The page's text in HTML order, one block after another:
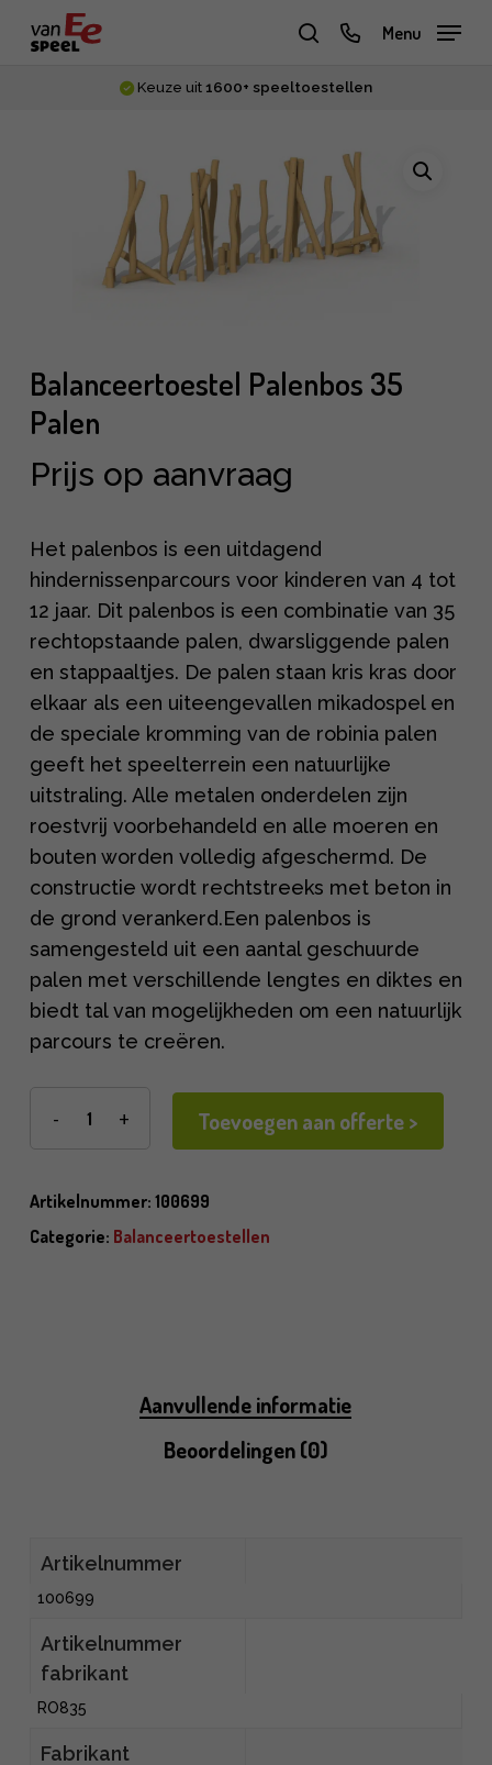
zoeken
phone
Menu
Keuze uit1600+ speeltoestellen
Balanceertoestel Palenbos 35
Palen
Prijs op aanvraag
Het palenbos is een uitdagend
hindernissenparcours voor kinderen van 4 tot
12 jaar. Dit palenbos is een combinatie van 35
rechtopstaande palen, dwarsliggende palen
en stappaaltjes. De palen staan kris kras door
elkaar als een uiteengevallen mikadospel en
de speciale kromming van de robinia palen
geeft het speelterrein een natuurlijke
uitstraling. Alle metalen onderdelen zijn
roestvrij voorbehandeld en alle moeren en
bouten worden volledig afgeschermd. De
constructie wordt rechtstreeks met beton in
de grond verankerd.Een palenbos is
samengesteld uit een aantal geschuurde
palen met verschillende lengtes en diktes en
biedt tal van mogelijkheden om een natuurlijk
parcours te creëren.
Toevoegen aan offerte >
Artikelnummer: 100699
Categorie: Balanceertoestellen
Aanvullende informatie
Beoordelingen (0)
Artikelnummer
100699
Artikelnummer
fabrikant
RO835
Fabrikant